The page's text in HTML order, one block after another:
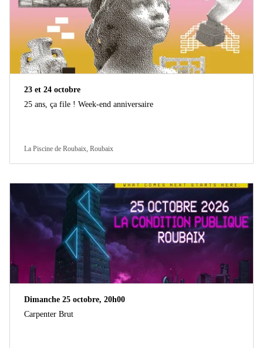
23 et 24 octobre
25 ans, ça file ! Week-end anniversaire
La Piscine de Roubaix, Roubaix
Dimanche 25 octobre, 20h00
Carpenter Brut